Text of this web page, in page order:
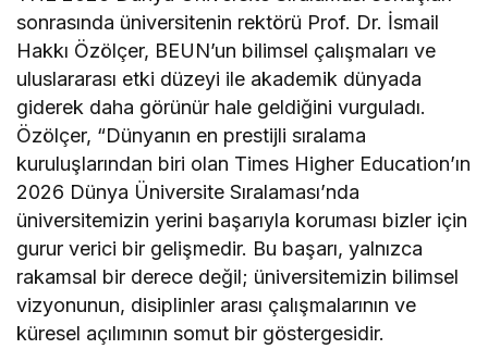
sonrasında üniversitenin rektörü Prof. Dr. İsmail
Hakkı Özölçer, BEUN’un bilimsel çalışmaları ve
uluslararası etki düzeyi ile akademik dünyada
giderek daha görünür hale geldiğini vurguladı.
Özölçer, “Dünyanın en prestijli sıralama
kuruluşlarından biri olan Times Higher Education’ın
2026 Dünya Üniversite Sıralaması’nda
üniversitemizin yerini başarıyla koruması bizler için
gurur verici bir gelişmedir. Bu başarı, yalnızca
rakamsal bir derece değil; üniversitemizin bilimsel
vizyonunun, disiplinler arası çalışmalarının ve
küresel açılımının somut bir göstergesidir.